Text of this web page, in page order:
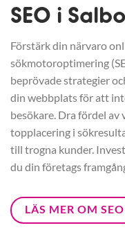
SEO i
Förstärk din närvaro
sökmotoroptimering
beprövade strategier
din webbplats för att
besökare. Dra fördel av
topplacering i
till trogna kunder.
du din företags
LÄS MER OM SEO